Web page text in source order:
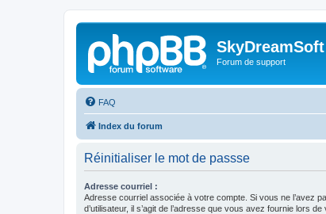
SkyDreamSoft
Forum de support
FAQ
Index du forum
Réinitialiser le mot de passse
Adresse courriel :
Adresse courriel associée à votre compte. Si vous ne l’avez
d’utilisateur, il s’agit de l’adresse que vous avez fournie lors